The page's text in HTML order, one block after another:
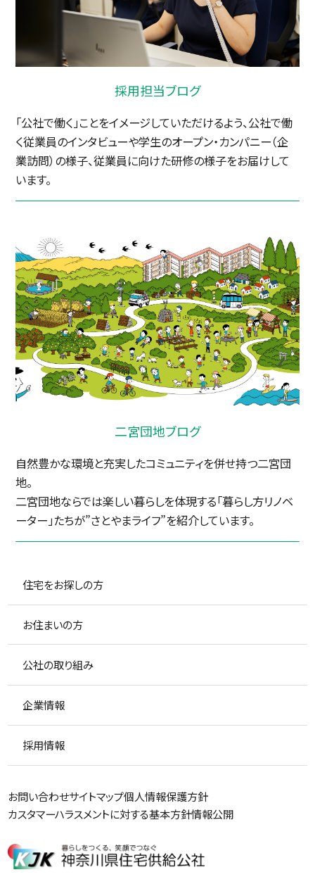
採用担当ブログ
「公社で働く」ことをイメージしていただけるよう、公社で働
く従業員のインタビューや学生のオープン・カンパニー（企
業訪問）の様子、従業員に向けた研修の様子をお届けして
います。
二宮団地ブログ
自然豊かな環境と充実したコミュニティを併せ持つ二宮団
地。
二宮団地ならでは楽しい暮らしを体現する「暮らし方リノベ
ーター」たちが”さとやまライフ”を紹介しています。
住宅をお探しの方
お住まいの方
公社の取り組み
企業情報
採用情報
お問い合わせサイトマップ個人情報保護方針
カスタマーハラスメントに対する基本方針情報公開